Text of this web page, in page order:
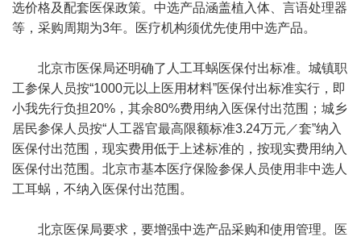
选价格及配套医保政策。中选产品涵盖植入体、言语处理器
等，采购周期为3年。医疗机构须优先使用中选产品。
北京市医保局还明确了人工耳蜗医保付出标准。城镇职
工参保人员按“1000元以上医用材料”医保付出标准实行，即
小我先行负担20%，其余80%费用纳入医保付出范围；城乡
居民参保人员按“人工器官最高限额标准3.24万元／套”纳入
医保付出范围，现实费用低于上述标准的，按现实费用纳入
医保付出范围。北京市基本医疗保险参保人员使用非中选人
工耳蜗，不纳入医保付出范围。
北京医保局要求，要增强中选产品采购和使用管理。医